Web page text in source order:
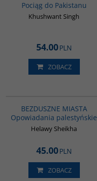
Pociąg do Pakistanu
Khushwant Singh
54.00PLN
ZOBACZ
świat 1848-1849
Wydawnictwo : Dialog
Tłumaczenie : Anna Dorota
Kamińska
Wydanie: Warszawa
Rok wydania: 2025
ISBN : 978-83-8238-163-4
Stan: Nowy
BEZDUSZNE MIASTA
Opowiadania palestyńskie
Helawy Sheikha
45.00PLN
ZOBACZ